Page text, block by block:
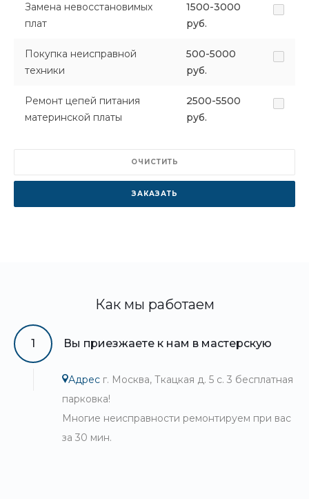
Замена невосстановимых
плат
1500-3000
руб.
Покупка неисправной
техники
500-5000
руб.
Ремонт цепей питания
материнской платы
2500-5500
руб.
ОЧИСТИТЬ
ЗАКАЗАТЬ
Как мы работаем
1 Вы приезжаете к нам в мастерскую
Адрес г. Москва, Ткацкая д. 5 с. 3 бесплатная
парковка!
Многие неисправности ремонтируем при вас
за 30 мин.